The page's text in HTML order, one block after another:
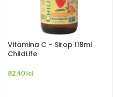
Vitamina C – Sirop 118ml
ChildLife
82.40lei